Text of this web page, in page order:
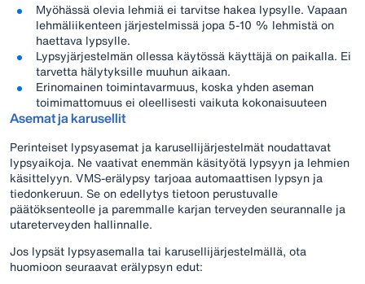
Myöhässä olevia lehmiä ei tarvitse hakea lypsylle. Vapaan
lehmäliikenteen järjestelmissä jopa 5-10 % lehmistä on
haettava lypsylle.
Lypsyjärjestelmän ollessa käytössä käyttäjä on paikalla. Ei
tarvetta hälytyksille muuhun aikaan.
Erinomainen toimintavarmuus, koska yhden aseman
toimimattomuus ei oleellisesti vaikuta kokonaisuuteen
Asemat ja karusellit
Perinteiset lypsyasemat ja karusellijärjestelmät noudattavat
lypsyaikoja. Ne vaativat enemmän käsityötä lypsyyn ja lehmien
käsittelyyn. VMS-erälypsy tarjoaa automaattisen lypsyn ja
tiedonkeruun. Se on edellytys tietoon perustuvalle
päätöksenteolle ja paremmalle karjan terveyden seurannalle ja
utareterveyden hallinnalle.
Jos lypsät lypsyasemalla tai karusellijärjestelmällä, ota
huomioon seuraavat erälypsyn edut: